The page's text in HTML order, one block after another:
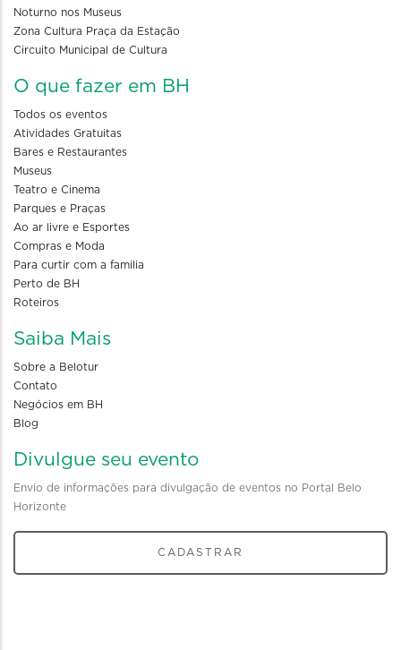
Noturno nos Museus
Zona Cultura Praça da Estação
Circuito Municipal de Cultura
O que fazer em BH
Todos os eventos
Atividades Gratuitas
Bares e Restaurantes
Museus
Teatro e Cinema
Parques e Praças
Ao ar livre e Esportes
Compras e Moda
Para curtir com a familia
Perto de BH
Roteiros
Saiba Mais
Sobre a Belotur
Contato
Negócios em BH
Blog
Divulgue seu evento
Envio de informações para divulgação de eventos no Portal Belo
Horizonte
CADASTRAR